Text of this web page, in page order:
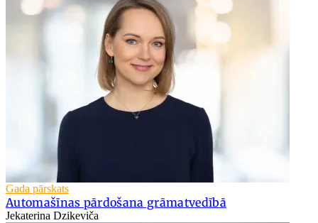
Gada pārskats
Automašīnas pārdošana grāmatvedībā
Jekaterina Dzikeviča